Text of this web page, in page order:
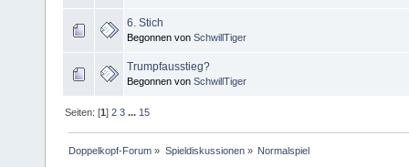
6. Stich
Begonnen von SchwillTiger
Trumpfausstieg?
Begonnen von SchwillTiger
Seiten: [1]2 3 ... 15
Doppelkopf-Forum » Spieldiskussionen» Normalspiel